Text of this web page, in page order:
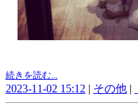
続きを読む...
2023-11-02 15:12 | その他 |